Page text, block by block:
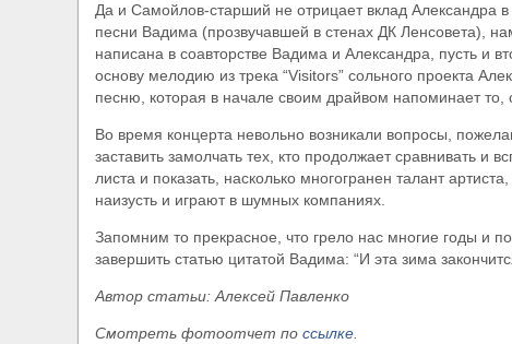
Да и Самойлов-старший не отрицает вклад Александра
песни Вадима (прозвучавшей в стенах ДК Ленсовета),
написана в соавторстве Вадима и Александра, пусть и
основу мелодию из трека “Visitors” сольного проекта
песню, которая в начале своим драйвом напоминает то,
Во время концерта невольно возникали вопросы,
заставить замолчать тех, кто продолжает сравнивать и
листа и показать, насколько многогранен талант
наизусть и играют в шумных компаниях.
Запомним то прекрасное, что грело нас многие годы и
завершить статью цитатой Вадима: “И эта зима
Автор статьи: Алексей Павленко
Смотреть фотоотчет по ссылке.